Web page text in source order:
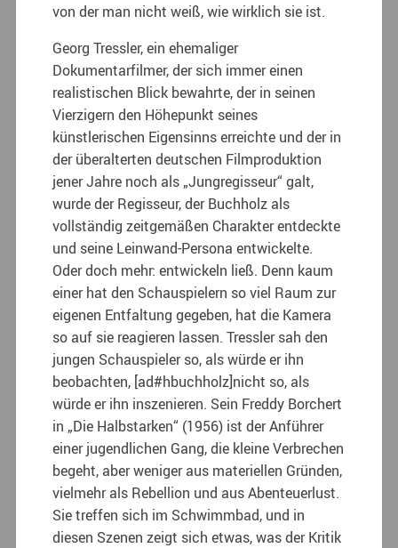
von der man nicht weiß, wie wirklich sie ist.
Georg Tressler, ein ehemaliger
Dokumentarfilmer, der sich immer einen
realistischen Blick bewahrte, der in seinen
Vierzigern den Höhepunkt seines
künstlerischen Eigensinns erreichte und der in
der überalterten deutschen Filmproduktion
jener Jahre noch als „Jungregisseur“ galt,
wurde der Regisseur, der Buchholz als
vollständig zeitgemäßen Charakter entdeckte
und seine Leinwand-Persona entwickelte.
Oder doch mehr: entwickeln ließ. Denn kaum
einer hat den Schauspielern so viel Raum zur
eigenen Entfaltung gegeben, hat die Kamera
so auf sie reagieren lassen. Tressler sah den
jungen Schauspieler so, als würde er ihn
beobachten, [ad#hbuchholz]nicht so, als
würde er ihn inszenieren. Sein Freddy Borchert
in „Die Halbstarken“ (1956) ist der Anführer
einer jugendlichen Gang, die kleine Verbrechen
begeht, aber weniger aus materiellen Gründen,
vielmehr als Rebellion und aus Abenteuerlust.
Sie treffen sich im Schwimmbad, und in
diesen Szenen zeigt sich etwas, was der Kritik